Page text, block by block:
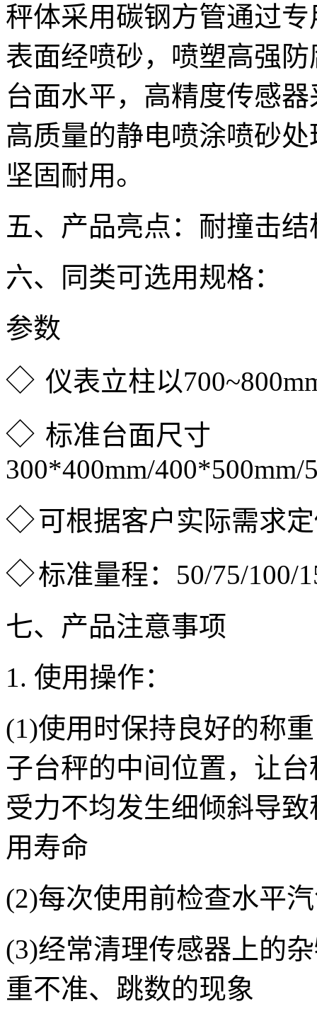
秤体采用碳钢方管通过
表面经喷砂，喷塑高强
台面水平，高精度传感
高质量的静电喷涂喷砂
坚固耐用。
五、产品亮点：耐撞击
六、同类可选用规格：
参数
◇ 仪表立柱以
◇ 标准台面尺寸
300*400mm/
◇可根据客户实际需求
◇标准量程：50/75/100/
七、产品注意事项
1. 使用操作：
(1)使用时保持良好的称
子台秤的中间位置，让
受力不均发生细倾斜导
用寿命
(2)每次使用前检查水平
(3)经常清理传感器上的
重不准、跳数的现象